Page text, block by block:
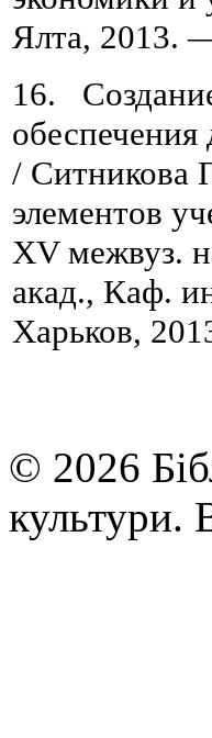
Ялта, 2013.
16.
/ Ситникова
элементов
XV межвуз.
акад., Каф.
Харьков,
© 2026
культури.